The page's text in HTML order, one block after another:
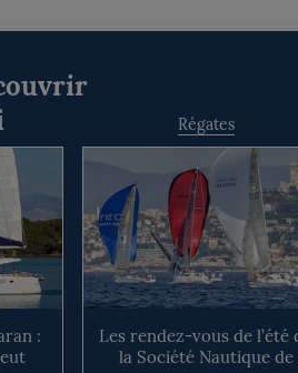
:
Régates
Les rendez-vous de l’été
la Société Nautique de